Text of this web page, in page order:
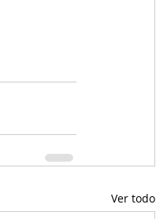
Ver todo